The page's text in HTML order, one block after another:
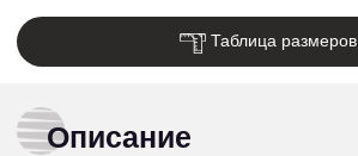
Таблица размеров
Описание